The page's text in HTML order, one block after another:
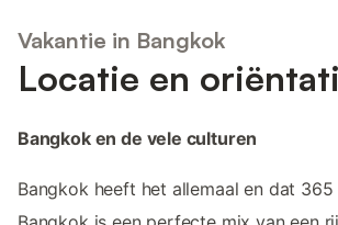
Vakantie in Bangkok
Locatie en
Bangkok en de vele culturen
Bangkok heeft het allemaal en dat 365